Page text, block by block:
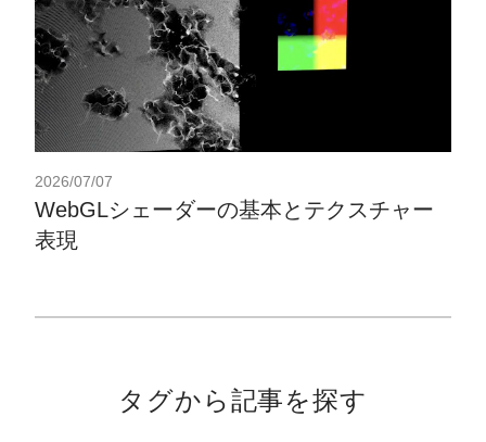
2026/07/07
WebGLシェーダーの基本とテクスチャー
表現
タグから記事を探す